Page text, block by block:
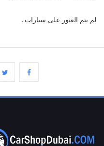
لم يتم العثور على سيارات...